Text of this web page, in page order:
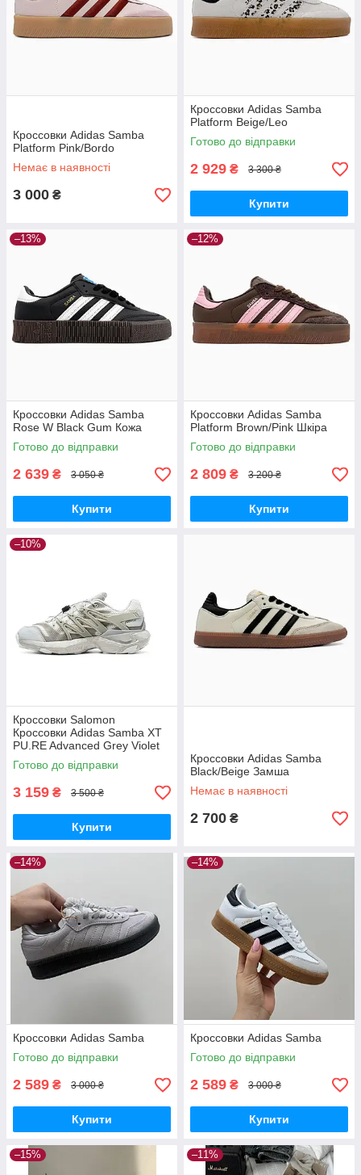
Кроссовки Adidas Samba
Platform Pink/Bordo
Немає в наявності
3 000 ₴
Кроссовки Adidas Samba
Platform Beige/Leo
Готово до відправки
2 929 ₴ 3 300 ₴
Купити
–13%
Кроссовки Adidas Samba
Rose W Black Gum Кожа
Готово до відправки
2 639 ₴ 3 050 ₴
Купити
–12%
Кроссовки Adidas Samba
Platform Brown/Pink Шкіра
Готово до відправки
2 809 ₴ 3 200 ₴
Купити
–10%
Кроссовки Salomon
Кроссовки Adidas Samba XT
PU.RE Advanced Grey Violet
Sharkskin L47604700
Текстиль 44
Готово до відправки
3 159 ₴ 3 500 ₴
Купити
Кроссовки Adidas Samba
Black/Beige Замша
Немає в наявності
2 700 ₴
–14%
Кроссовки Adidas Samba
Готово до відправки
2 589 ₴ 3 000 ₴
Купити
–14%
Кроссовки Adidas Samba
Готово до відправки
2 589 ₴ 3 000 ₴
Купити
–15% –11%